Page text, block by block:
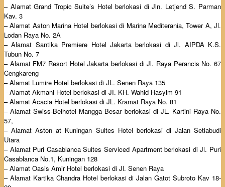
– Alamat Grand Tropic Suite’s Hotel berlokasi di Jln. Letjend S. Parman
Kav. 3
– Alamat Aston Marina Hotel berlokasi di Marina Mediterania, Tower A, Jl.
Lodan Raya No. 2A
– Alamat Santika Premiere Hotel Jakarta berlokasi di Jl. AIPDA K.S.
Tubun No. 7
– Alamat FM7 Resort Hotel Jakarta berlokasi di Jl. Raya Perancis No. 67
Cengkareng
– Alamat Lumire Hotel berlokasi di JL. Senen Raya 135
– Alamat Akmani Hotel berlokasi di JI. KH. Wahid Hasyim 91
– Alamat Acacia Hotel berlokasi di JL. Kramat Raya No. 81
– Alamat Swiss-Belhotel Mangga Besar berlokasi di JL. Kartini Raya No.
57,
– Alamat Aston at Kuningan Suites Hotel berlokasi di Jalan Setiabudi
Utara
– Alamat Puri Casablanca Suites Serviced Apartment berlokasi di Jl. Puri
Casablanca No.1, Kuningan 128
– Alamat Oasis Amir Hotel berlokasi di Jl. Senen Raya
– Alamat Kartika Chandra Hotel berlokasi di Jalan Gatot Subroto Kav 18-